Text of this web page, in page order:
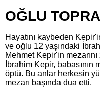
OĞLU
Hayatını kaybeden
ve oğlu 12 yaşındaki
Mehmet Kepir'in
İbrahim Kepir, babasının
öptü. Bu anlar herkesin
mezarı başında dua etti.